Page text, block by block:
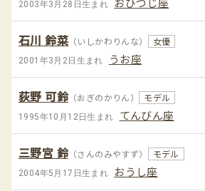
2003年3月28日生まれ
石川 鈴菜 （いしかわりんな） 女優
2001年3月2日生まれ うお座
荻野 可鈴（おぎのかりん） モデル
1995年10月12日生まれ てんびん座
三野宮 鈴（さんのみやすず） モデル
2004年5月17日生まれ おうし座